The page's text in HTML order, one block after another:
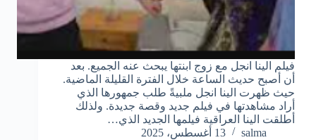
فيلم الينا انجل مع زوج ابنتها يبحث عنه الجميع. بعد
أن أصبح حديث الساعة خلال الفترة القليلة الماضية.
حيث ظهرت الينا انجل ملبيةً طلب جمهورها الذي
أراد مشاهدتها في فيلم جديد وقصة جديدة. ولذلك
أطلقت الينا العراقية فيلمها الجديد الذي…
salma
13 أغسطس، 2025